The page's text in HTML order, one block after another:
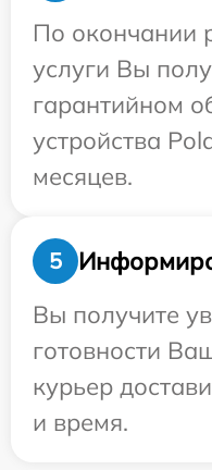
По окончании
услуги Вы
гарантийном
устройства
месяцев.
5
Вы получите
готовности
курьер
и время.